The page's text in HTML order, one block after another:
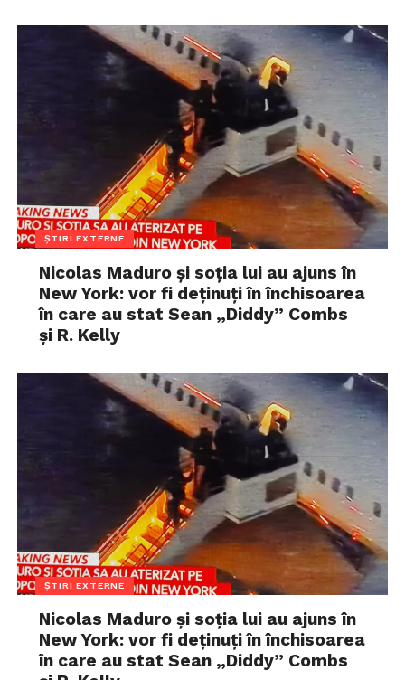
ȘTIRI EXTERNE
Nicolas Maduro și soția lui au ajuns în
New York: vor fi deținuți în închisoarea
în care au stat Sean „Diddy” Combs
și R. Kelly
ȘTIRI EXTERNE
Nicolas Maduro și soția lui au ajuns în
New York: vor fi deținuți în închisoarea
în care au stat Sean „Diddy” Combs